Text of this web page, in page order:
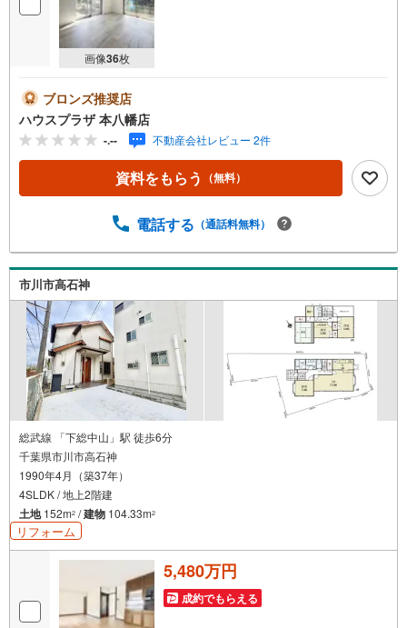
画像36枚
ブロンズ推奨店
ハウスプラザ 本八幡店
-.-- 不動産会社レビュー 2件
資料をもらう （無料）
電話する （通話料無料）
市川市高石神
総武線 「下総中山」駅 徒歩6分
千葉県市川市高石神
1990年4月（築37年）
4SLDK / 地上2階建
土地152m2 /建物 104.33m2
リフォーム
5,480万円
成約でもらえる